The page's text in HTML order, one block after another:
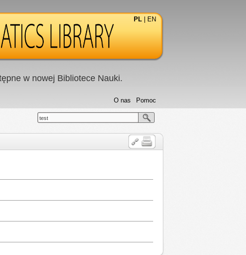
PL EN
w nowej Bibliotece Nauki.
Pomoc
O nas
test